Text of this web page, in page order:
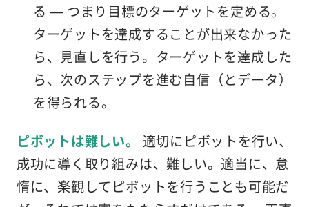
る — つまり目標のターゲットを定める。
ターゲットを達成することが出来なかった
ら、見直しを行う。ターゲットを達成した
ら、次のステップを進む自信（とデータ）
を得られる。
ピボットは難しい。
適切にピボットを行い、
成功に導く取り組みは、難しい。適当に、怠
惰に、楽観してピボットを行うことも可能だ